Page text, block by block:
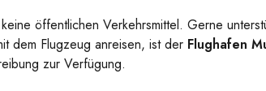
öffentlichen Verkehrsmittel. Gerne
dem Flugzeug anreisen, ist der Flughafen
zur Verfügung.